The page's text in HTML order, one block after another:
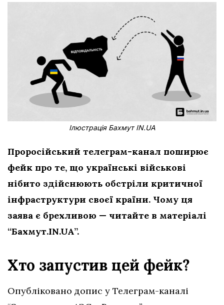
Ілюстрація Бахмут IN.UA
Проросійський телеграм-канал поширює
фейк про те, що українські військові
нібито здійснюють обстріли критичної
інфраструктури своєї країни. Чому ця
заява є брехливою — читайте в матеріалі
“Бахмут.IN.UA”.
Хто запустив цей фейк?
Опубліковано допис у Телеграм-каналі